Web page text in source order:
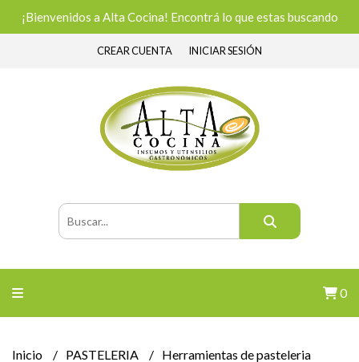
¡Bienvenidos a Alta Cocina! Encontrá lo que estas buscando
CREAR CUENTA INICIAR SESIÓN
0
Inicio PASTELERIA Herramientas de pasteleria